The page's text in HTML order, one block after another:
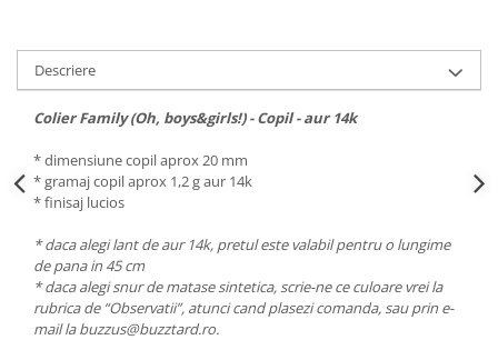
Descriere
Colier Family (Oh, boys&girls!) - Copil - aur 14k
* dimensiune copil aprox 20 mm
* gramaj copil aprox 1,2 g aur 14k
* finisaj lucios
* daca alegi lant de aur 14k, pretul este valabil pentru o lungime
de pana in 45 cm
* daca alegi snur de matase sintetica, scrie-ne ce culoare vrei la
rubrica de “Observatii”, atunci cand plasezi comanda, sau prin e-
mail la buzzus@buzztard.ro.